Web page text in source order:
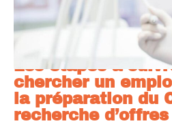
Les étapes à
chercher un
la préparation du
recherche